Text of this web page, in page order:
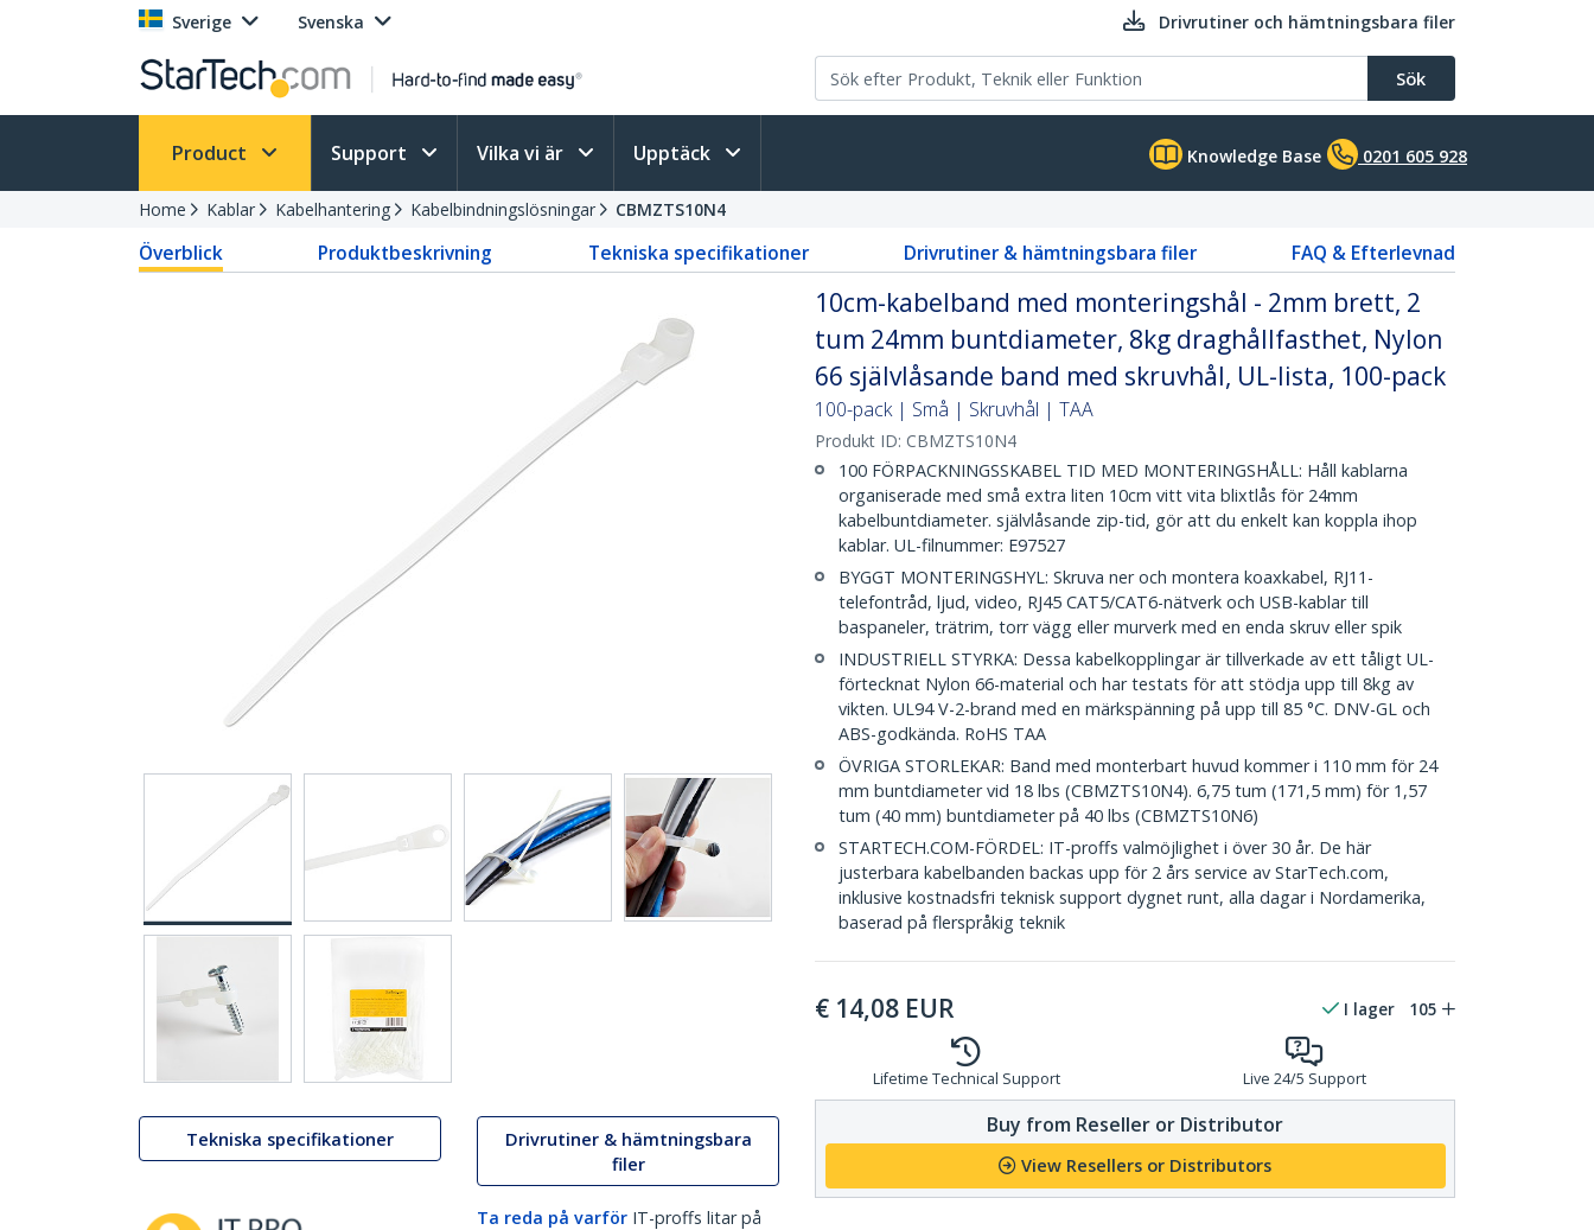
Sverige Svenska Drivrutiner och hämtningsbara filer
Sök
Product Support Vilka vi är Upptäck Knowledge Base 0201 605 928
Home Kablar Kabelhantering Kabelbindningslösningar CBMZTS10N4
Överblick Produktbeskrivning Tekniska specifikationer Drivrutiner & hämtningsbara filer FAQ & Efterlevnad
Tekniska specifikationer
Drivrutiner & hämtningsbara
filer
Ta reda på varför IT-proffs litar på
10cm-kabelband med monteringshål - 2mm brett, 2
tum 24mm buntdiameter, 8kg draghållfasthet, Nylon
66 självlåsande band med skruvhål, UL-lista, 100-pack
100-pack | Små | Skruvhål | TAA
Produkt ID: CBMZTS10N4
100 FÖRPACKNINGSSKABEL TID MED MONTERINGSHÅLL: Håll kablarna
organiserade med små extra liten 10cm vitt vita blixtlås för 24mm
kabelbuntdiameter. självlåsande zip-tid, gör att du enkelt kan koppla ihop
kablar. UL-filnummer: E97527
BYGGT MONTERINGSHYL: Skruva ner och montera koaxkabel, RJ11-
telefontråd, ljud, video, RJ45 CAT5/CAT6-nätverk och USB-kablar till
baspaneler, trätrim, torr vägg eller murverk med en enda skruv eller spik
INDUSTRIELL STYRKA: Dessa kabelkopplingar är tillverkade av ett tåligt UL-
förtecknat Nylon 66-material och har testats för att stödja upp till 8kg av
vikten. UL94 V-2-brand med en märkspänning på upp till 85 °C. DNV-GL och
ABS-godkända. RoHS TAA
ÖVRIGA STORLEKAR: Band med monterbart huvud kommer i 110 mm för 24
mm buntdiameter vid 18 lbs (CBMZTS10N4). 6,75 tum (171,5 mm) för 1,57
tum (40 mm) buntdiameter på 40 lbs (CBMZTS10N6)
STARTECH.COM-FÖRDEL: IT-proffs valmöjlighet i över 30 år. De här
justerbara kabelbanden backas upp för 2 års service av StarTech.com,
inklusive kostnadsfri teknisk support dygnet runt, alla dagar i Nordamerika,
baserad på flerspråkig teknik
€ 14,08 EUR I lager 105
Lifetime Technical Support Live 24/5 Support
Buy from Reseller or Distributor
View Resellers or Distributors